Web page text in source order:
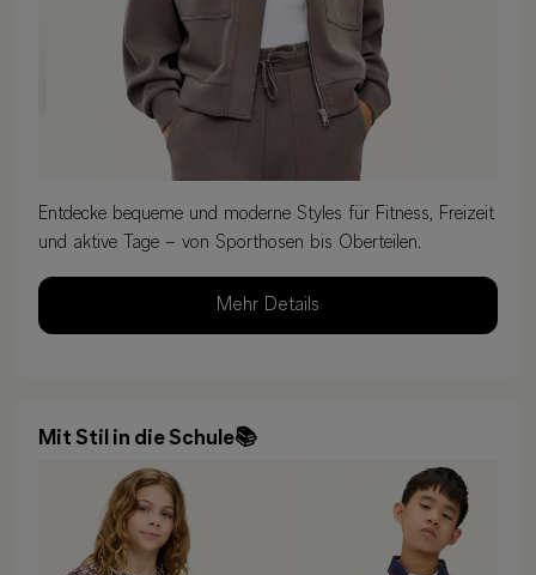
Entdecke bequeme und moderne Styles für Fitness, Freizeit
und aktive Tage – von Sporthosen bis Oberteilen.
Mehr Details
Mit Stil in die Schule📚